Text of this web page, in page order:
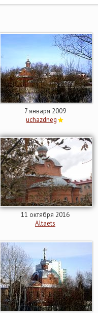
7 января 2009
uchazdneg
11 октября 2016
Altaets